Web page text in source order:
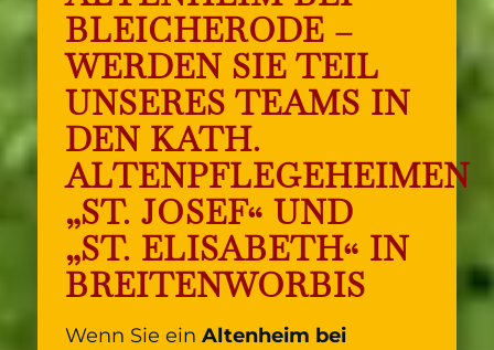
BLEICHERODE –
WERDEN SIE TEIL
UNSERES TEAMS IN
DEN KATH.
ALTENPFLEGEHEIMEN
„ST. JOSEF“ UND
„ST. ELISABETH“ IN
BREITENWORBIS
Wenn Sie ein Altenheim bei